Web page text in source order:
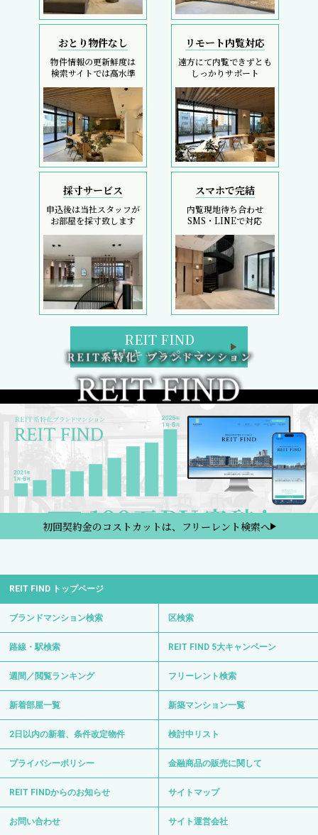
おとり物件なし
物件情報の更新鮮度は
検索サイトでは高水準
リモート内覧対応
遠方にて内覧できずとも
しっかりサポート
採寸サービス
申込後は当社スタッフが
お部屋を採寸致します
スマホで完結
内覧現地待ち合わせ
SMS・LINEで対応
REIT FIND
5大キャンペーン
初回契約金のコストカットは、フリーレント検索へ
REIT FIND トップページ
ブランドマンション検索 区検索
路線・駅検索 REIT FIND 5大キャンペーン
週間／閲覧ランキング フリーレント検索
新着部屋一覧 新築マンション一覧
2日以内の新着、条件改定物件 検討中リスト
プライバシーポリシー 金融商品の販売に関して
REIT FINDからのお知らせ サイトマップ
お問い合わせ サイト運営会社